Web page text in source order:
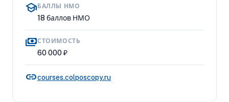
school БАЛЛЫ НМО
18 баллов НМО
paymentsСТОИМОСТЬ
60 000 ₽
linkcourses.colposcopy.ru